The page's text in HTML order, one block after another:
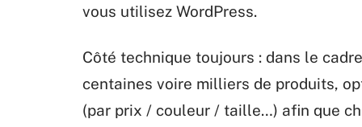
vous utilisez WordPress.
Côté technique toujours : dans le
centaines voire milliers de produits,
(par prix / couleur / taille…) afin que